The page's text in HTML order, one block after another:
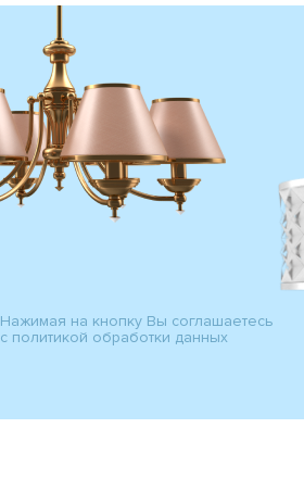
Нажимая на кнопку Вы соглашаетесь
с политикой обработки данных